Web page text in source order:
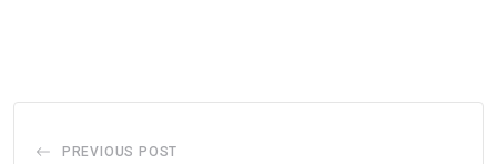
PREVIOUS POST